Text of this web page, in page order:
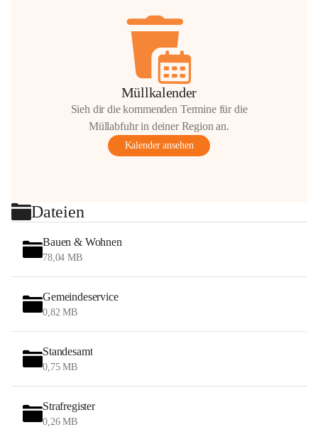
Müllkalender
Sieh dir die kommenden Termine für die
Müllabfuhr in deiner Region an.
Kalender ansehen
Dateien
Bauen & Wohnen
78,04 MB
Gemeindeservice
0,82 MB
Standesamt
0,75 MB
Strafregister
0,26 MB